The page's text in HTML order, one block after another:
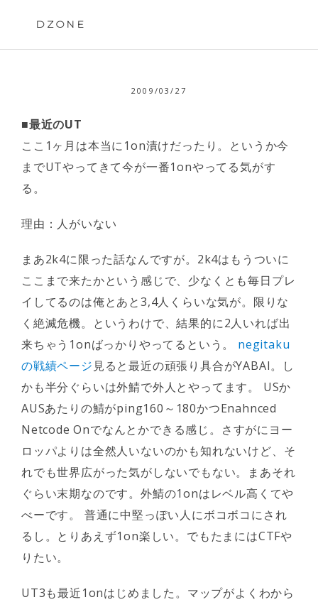
DZONE
2009/03/27
■最近のUT
ここ1ヶ月は本当に1on漬けだったり。というか今
までUTやってきて今が一番1onやってる気がす
る。
理由：人がいない
まあ2k4に限った話なんですが。2k4はもうついに
ここまで来たかという感じで、少なくとも毎日プレ
イしてるのは俺とあと3,4人くらいな気が。限りな
く絶滅危機。というわけで、結果的に2人いれば出
来ちゃう1onばっかりやってるという。 negitaku
の戦績ページ 見ると最近の頑張り具合がYABAI。し
かも半分ぐらいは外鯖で外人とやってます。 USか
AUSあたりの鯖がping160～180かつEnahnced
Netcode Onでなんとかできる感じ。さすがにヨー
ロッパよりは全然人いないのかも知れないけど、そ
れでも世界広がった気がしないでもない。まあそれ
ぐらい末期なのです。外鯖の1onはレベル高くてや
べーです。 普通に中堅っぽい人にボコボコにされ
るし。とりあえず1on楽しい。でもたまにはCTFや
りたい。
UT3も最近1onはじめました。マップがよくわから